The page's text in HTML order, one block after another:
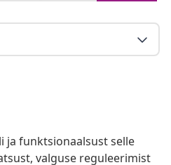
ja funktsionaalsust selle
valguse reguleerimist